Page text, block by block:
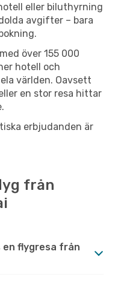
eller biluthyrning
avgifter – bara
över 155 000
hotell och
världen. Oavsett
en stor resa hittar
erbjudanden är
från
flygresa från